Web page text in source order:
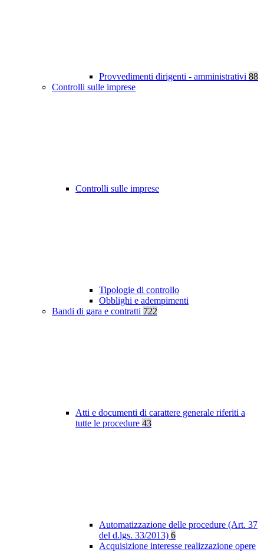
Provvedimenti dirigenti - amministrativi 88
Controlli sulle imprese
Controlli sulle imprese
Tipologie di controllo
Obblighi e adempimenti
Bandi di gara e contratti 722
Atti e documenti di carattere generale riferiti a
tutte le procedure 43
Automatizzazione delle procedure (Art. 37
del d.lgs. 33/2013) 6
Acquisizione interesse realizzazione opere